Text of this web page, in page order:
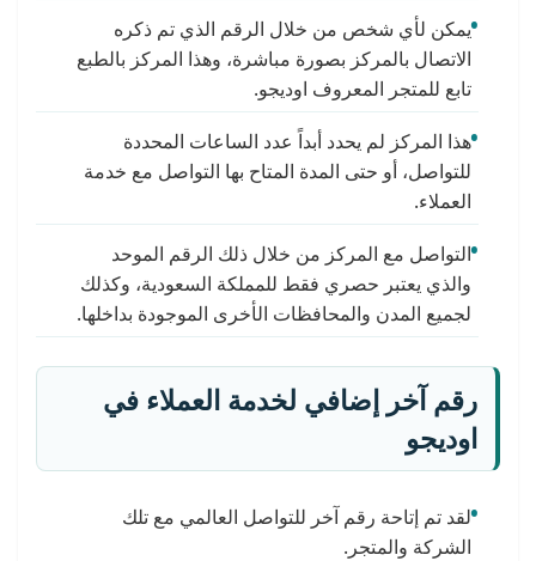
يمكن لأي شخص من خلال الرقم الذي تم ذكره
الاتصال بالمركز بصورة مباشرة، وهذا المركز بالطبع
تابع للمتجر المعروف اوديجو.
هذا المركز لم يحدد أبداً عدد الساعات المحددة
للتواصل، أو حتى المدة المتاح بها التواصل مع خدمة
العملاء.
التواصل مع المركز من خلال ذلك الرقم الموحد
والذي يعتبر حصري فقط للمملكة السعودية، وكذلك
لجميع المدن والمحافظات الأخرى الموجودة بداخلها.
رقم آخر إضافي لخدمة العملاء في
اوديجو
لقد تم إتاحة رقم آخر للتواصل العالمي مع تلك
الشركة والمتجر.